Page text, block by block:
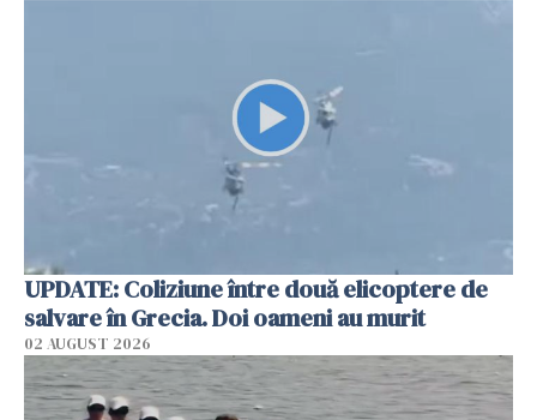
UPDATE: Coliziune între două elicoptere de
salvare în Grecia. Doi oameni au murit
02 AUGUST 2026